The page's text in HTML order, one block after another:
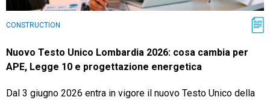
CONSTRUCTION
Nuovo Testo Unico Lombardia 2026: cosa cambia per
APE, Legge 10 e progettazione energetica
Dal 3 giugno 2026 entra in vigore il nuovo Testo Unico della